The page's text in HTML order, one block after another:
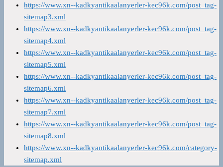
https://www.xn--kadkyantikaalanyerler-kec96k.com/post_tag-
sitemap3.xml
https://www.xn--kadkyantikaalanyerler-kec96k.com/post_tag-
sitemap4.xml
https://www.xn--kadkyantikaalanyerler-kec96k.com/post_tag-
sitemap5.xml
https://www.xn--kadkyantikaalanyerler-kec96k.com/post_tag-
sitemap6.xml
https://www.xn--kadkyantikaalanyerler-kec96k.com/post_tag-
sitemap7.xml
https://www.xn--kadkyantikaalanyerler-kec96k.com/post_tag-
sitemap8.xml
https://www.xn--kadkyantikaalanyerler-kec96k.com/category-
sitemap.xml